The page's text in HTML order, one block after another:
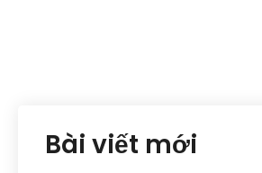
Bài viết mới